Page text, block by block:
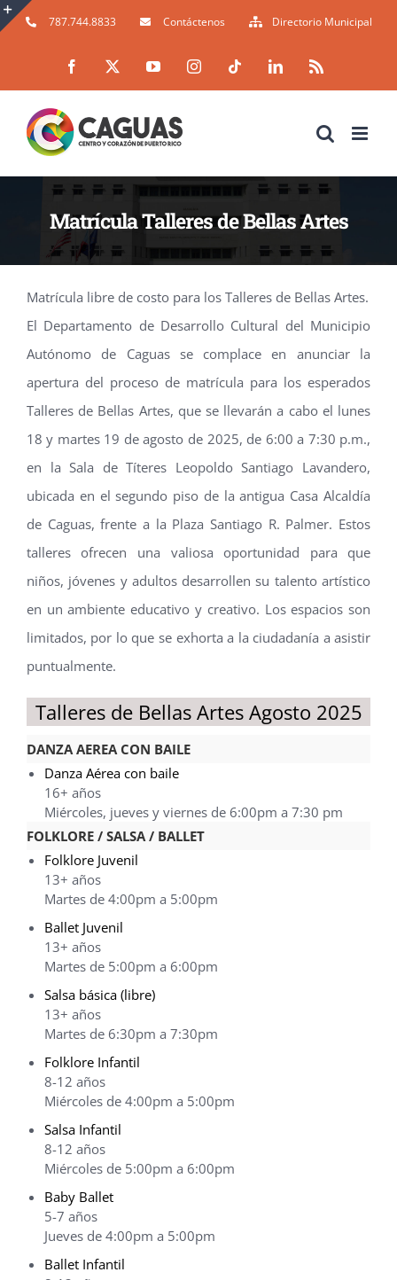
Skip
787.744.8833 Contáctenos Directorio Municipal
Facebook YouTubeInstagramTiktok LinkedIn
Matrícula Talleres de Bellas Artes
Matrícula libre de costo para los Talleres de Bellas Artes.
El Departamento de Desarrollo Cultural del Municipio
Autónomo de Caguas se complace en anunciar la
apertura del proceso de matrícula para los esperados
Talleres de Bellas Artes, que se llevarán a cabo el lunes
18 y martes 19 de agosto de 2025, de 6:00 a 7:30 p.m.,
en la Sala de Títeres Leopoldo Santiago Lavandero,
ubicada en el segundo piso de la antigua Casa Alcaldía
de Caguas, frente a la Plaza Santiago R. Palmer. Estos
talleres ofrecen una valiosa oportunidad para que
niños, jóvenes y adultos desarrollen su talento artístico
en un ambiente educativo y creativo. Los espacios son
limitados, por lo que se exhorta a la ciudadanía a asistir
puntualmente.
Talleres de Bellas Artes Agosto 2025
DANZA AEREA CON BAILE
Danza Aérea con baile
16+ años
Miércoles, jueves y viernes de 6:00pm a 7:30 pm
FOLKLORE / SALSA / BALLET
Folklore Juvenil
13+ años
Martes de 4:00pm a 5:00pm
Ballet Juvenil
13+ años
Martes de 5:00pm a 6:00pm
Salsa básica (libre)
13+ años
Martes de 6:30pm a 7:30pm
Folklore Infantil
8-12 años
Miércoles de 4:00pm a 5:00pm
Salsa Infantil
8-12 años
Miércoles de 5:00pm a 6:00pm
Baby Ballet
5-7 años
Jueves de 4:00pm a 5:00pm
Ballet Infantil